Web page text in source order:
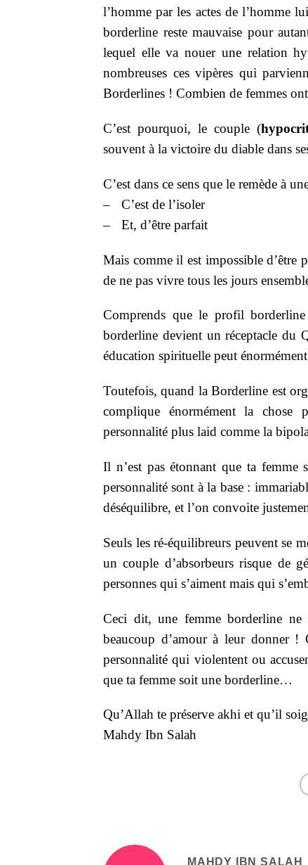
l’homme par les actes de l’homme
borderline reste mauvaise pour
lequel elle va nouer une relation
nombreuses ces vipères qui
Borderlines ! Combien de femmes
C’est pourquoi, le couple (
souvent à la victoire du diable dans
C’est dans ce sens que le remède à
–
C’est de l’isoler
–
Et, d’être parfait
Mais comme il est impossible d’être
de ne pas vivre tous les jours
Comprends que le profil
borderline devient un réceptacle du
éducation spirituelle peut
Toutefois, quand la Borderline est
complique énormément la chose
personnalité plus laid comme la
Il n’est pas étonnant que ta
personnalité sont à la base :
déséquilibre, et l’on convoite
Seuls les ré-équilibreurs peuvent se
un couple d’absorbeurs risque de
personnes qui s’aiment mais qui
Ceci dit, une femme borderline ne
beaucoup d’amour à leur donner !
personnalité qui violentent ou
que ta femme soit une borderline…
Qu’Allah te préserve akhi et qu’il
Mahdy Ibn Salah
MAHDY IBN SALAH